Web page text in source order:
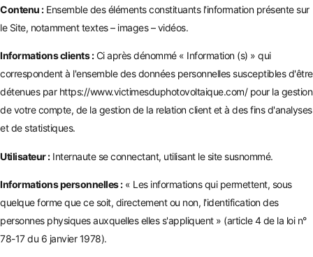
Contenu :Ensemble des éléments constituants l'information présente sur
le Site, notamment textes – images – vidéos.
Informations clients :Ci après dénommé « Information (s) » qui
correspondent à l'ensemble des données personnelles susceptibles d'être
détenues par https://www.victimesduphotovoltaique.com/pour la gestion
de votre compte, de la gestion de la relation client et à des fins d'analyses
et de statistiques.
Utilisateur :Internaute se connectant, utilisant le site susnommé.
Informations personnelles :« Les informations qui permettent, sous
quelque forme que ce soit, directement ou non, l'identification des
personnes physiques auxquelles elles s'appliquent » (article 4 de la loi n°
78-17 du 6 janvier 1978).